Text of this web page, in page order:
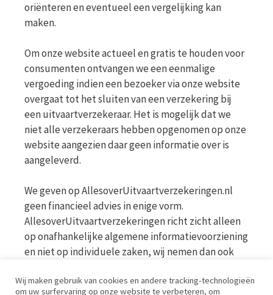
oriënteren en eventueel een vergelijking kan
maken.
Om onze website actueel en gratis te houden voor
consumenten ontvangen we een eenmalige
vergoeding indien een bezoeker via onze website
overgaat tot het sluiten van een verzekering bij
een uitvaartverzekeraar. Het is mogelijk dat we
niet alle verzekeraars hebben opgenomen op onze
website aangezien daar geen informatie over is
aangeleverd.
We geven op AllesoverUitvaartverzekeringen.nl
geen financieel advies in enige vorm.
AllesoverUitvaartverzekeringen richt zicht alleen
op onafhankelijke algemene informatievoorziening
en niet op individuele zaken, wij nemen dan ook
voor meer informatie op de website van de AFM
Wij maken gebruik van cookies en andere tracking-technologieën
om uw surfervaring op onze website te verbeteren, om